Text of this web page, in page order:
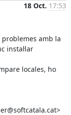
18 Oct. 17:53
amb la
instal·lar
locales, ho